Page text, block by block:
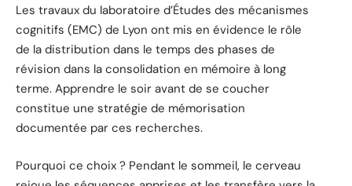
Les travaux du laboratoire d’Études des mécanismes
cognitifs (EMC) de Lyon ont mis en évidence le rôle
de la distribution dans le temps des phases de
révision dans la consolidation en mémoire à long
terme. Apprendre le soir avant de se coucher
constitue une stratégie de mémorisation
documentée par ces recherches.
Pourquoi ce choix ? Pendant le sommeil, le cerveau